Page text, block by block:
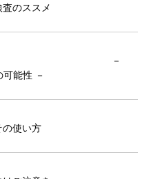
のススメ
のステージ －
能性 －
の使い方